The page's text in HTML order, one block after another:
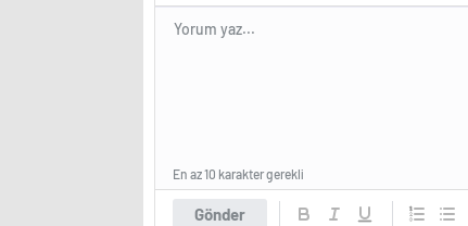
Gönder
En az 10 karakter gerekli